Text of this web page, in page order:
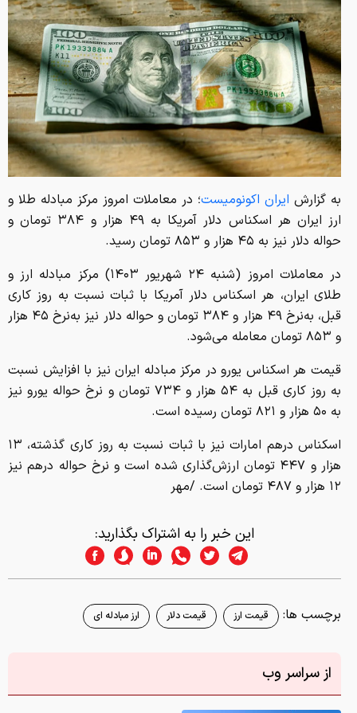
به گزارش ایران اکونومیست؛ در معاملات امروز مرکز مبادله طلا و
ارز ایران هر اسکناس دلار آمریکا به ۴۹ هزار و ۳۸۴ تومان و
حواله دلار نیز به ۴۵ هزار و ۸۵۳ تومان رسید.
در معاملات امروز (شنبه ۲۴ شهریور ۱۴۰۳) مرکز مبادله ارز و
طلای ایران، هر اسکناس دلار آمریکا با ثبات نسبت به روز کاری
قبل، به‌نرخ ۴۹ هزار و ۳۸۴ تومان و حواله دلار نیز به‌نرخ ۴۵ هزار
و ۸۵۳ تومان معامله می‌شود.
قیمت هر اسکناس یورو در مرکز مبادله ایران نیز با افزایش نسبت
به روز کاری قبل به ۵۴ هزار و ۷۳۴ تومان و نرخ حواله یورو نیز
به ۵۰ هزار و ۸۲۱ تومان رسیده است.
اسکناس درهم امارات نیز با ثبات نسبت به روز کاری گذشته، ۱۳
هزار و ۴۴۷ تومان ارزش‌گذاری شده است و نرخ حواله درهم نیز
۱۲ هزار و ۴۸۷ تومان است. /مهر
این خبر را به اشتراک بگذارید:
برچسب ها: قیمت ارز قیمت دلار ارز مبادله ای
از سراسر وب